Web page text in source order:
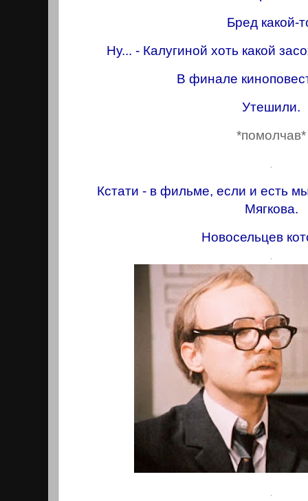
Бред какой-
Ну... - Калугиной хоть какой
В финале
Утешили.
*помолчав*
.
Кстати - в фильме, если и есть
Мягкова.
Новосельцев
.
.